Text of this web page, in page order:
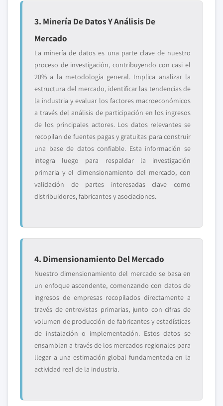
3. Minería De Datos Y Análisis De
Mercado
La minería de datos es una parte clave de nuestro
proceso de investigación, contribuyendo con casi el
20% a la metodología general. Implica analizar la
estructura del mercado, identificar las tendencias de
la industria y evaluar los factores macroeconómicos
a través del análisis de participación en los ingresos
de los principales actores. Los datos relevantes se
recopilan de fuentes pagas y gratuitas para construir
una base de datos confiable. Esta información se
integra luego para respaldar la investigación
primaria y el dimensionamiento del mercado, con
validación de partes interesadas clave como
distribuidores, fabricantes y asociaciones.
4. Dimensionamiento Del Mercado
Nuestro dimensionamiento del mercado se basa en
un enfoque ascendente, comenzando con datos de
ingresos de empresas recopilados directamente a
través de entrevistas primarias, junto con cifras de
volumen de producción de fabricantes y estadísticas
de instalación o implementación. Estos datos se
ensamblan a través de los mercados regionales para
llegar a una estimación global fundamentada en la
actividad real de la industria.